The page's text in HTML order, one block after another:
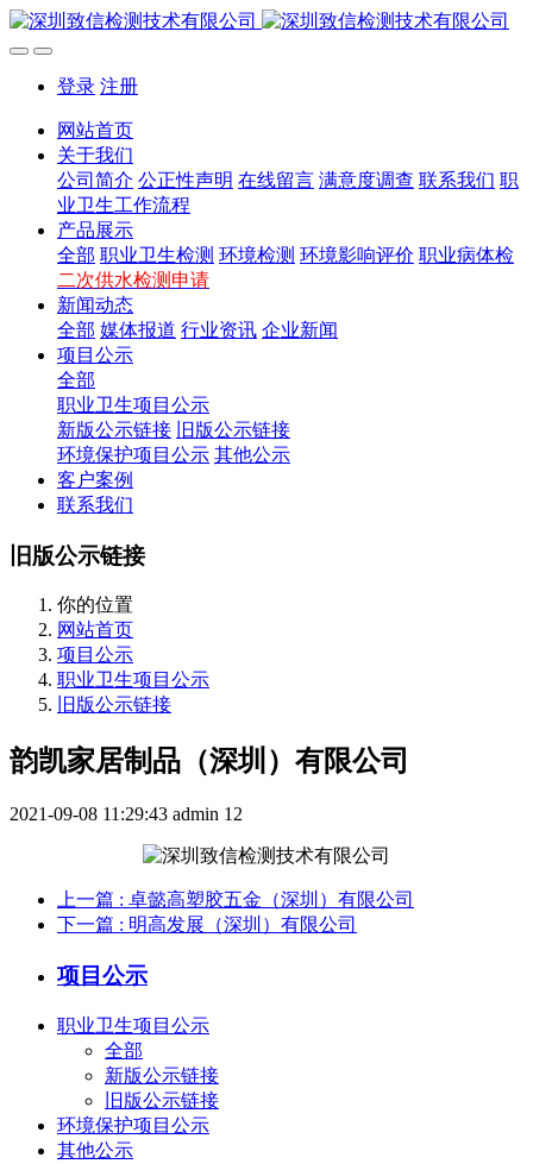
登录 注册
网站首页
关于我们
公司简介 公正性声明 在线留言 满意度调查 联系我们 职
业卫生工作流程
产品展示
全部 职业卫生检测 环境检测 环境影响评价 职业病体检
二次供水检测申请
新闻动态
全部 媒体报道 行业资讯 企业新闻
项目公示
全部
职业卫生项目公示
新版公示链接
旧版公示链接
环境保护项目公示 其他公示
客户案例
联系我们
旧版公示链接
你的位置
网站首页
项目公示
职业卫生项目公示
旧版公示链接
韵凯家居制品（深圳）有限公司
2021-09-08 11:29:43 admin 12
上一篇 : 卓懿高塑胶五金（深圳）有限公司
下一篇 : 明高发展（深圳）有限公司
项目公示
职业卫生项目公示
全部
新版公示链接
旧版公示链接
环境保护项目公示
其他公示